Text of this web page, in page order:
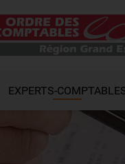
EXPERTS-